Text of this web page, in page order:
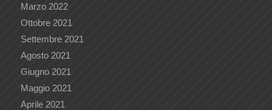
Marzo 2022
Ottobre 2021
Settembre 2021
Agosto 2021
Giugno 2021
Maggio 2021
Aprile 2021